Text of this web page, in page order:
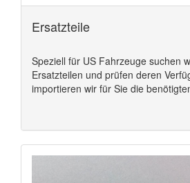
Ersatzteile
Speziell für US Fahrzeuge suchen
Ersatzteilen und prüfen deren
importieren wir für Sie die